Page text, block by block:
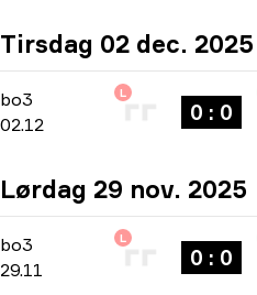
Tirsdag 02 dec. 2025
bo3 Group Stage
bo3
02.12
L
0 : 0
Lørdag 29 nov. 2025
bo3 -bo3
29.11
L
0 : 0